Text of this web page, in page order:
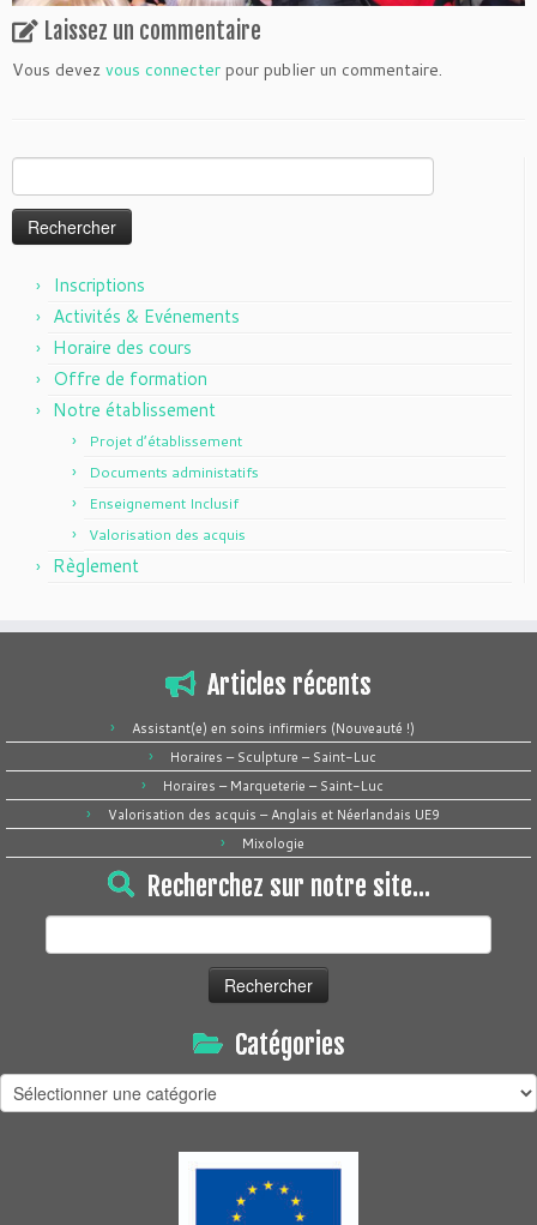
Laissez un commentaire
Vous devez vous connecter pour publier un commentaire.
Inscriptions
Activités & Evénements
Horaire des cours
Offre de formation
Notre établissement
Projet d’établissement
Documents administatifs
Enseignement Inclusif
Valorisation des acquis
Règlement
Articles récents
Assistant(e) en soins infirmiers (Nouveauté !)
Horaires – Sculpture – Saint-Luc
Horaires – Marqueterie – Saint-Luc
Valorisation des acquis – Anglais et Néerlandais UE9
Mixologie
Recherchez sur notre site…
Catégories
Catégories